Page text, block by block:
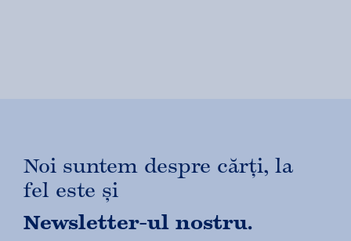
Noi suntem despre cărți, la
fel este și
Newsletter-ul nostru.